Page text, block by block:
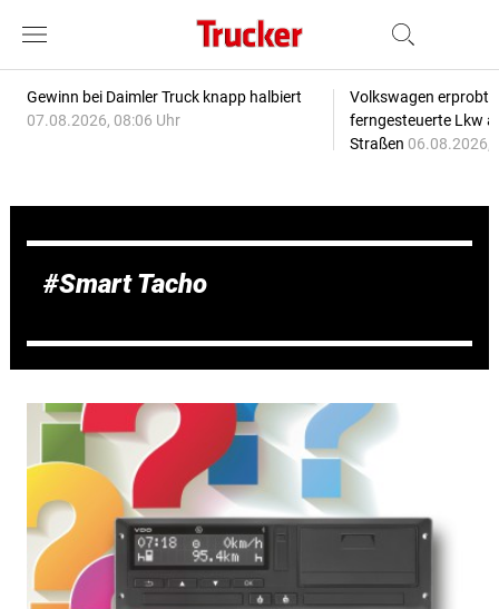
Gewinn bei Daimler Truck knapp halbiert
07.08.2026, 08:06 Uhr
Volkswagen erprobt
ferngesteuerte Lkw
Straßen 06.08.2026,
Smart Tacho